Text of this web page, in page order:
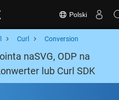
Polski
Curl Conversion
naSVG, ODP na
lub Curl SDK